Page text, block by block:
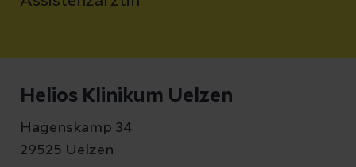
Helios Klinikum Uelzen
Hagenskamp 34
29525 Uelzen